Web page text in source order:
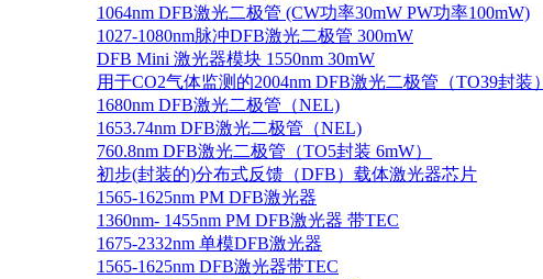
1064nm DFB激光二极管 (CW功率30mW PW功率100mW)
1027-1080nm脉冲DFB激光二极管 300mW
DFB Mini 激光器模块 1550nm 30mW
用于CO2气体监测的2004nm DFB激光二极管（TO39封装）
1680nm DFB激光二极管（NEL)
1653.74nm DFB激光二极管（NEL)
760.8nm DFB激光二极管（TO5封装 6mW）
初步(封装的)分布式反馈（DFB）载体激光器芯片
1565-1625nm PM DFB激光器
1360nm- 1455nm PM DFB激光器 带TEC
1675-2332nm 单模DFB激光器
1565-1625nm DFB激光器带TEC